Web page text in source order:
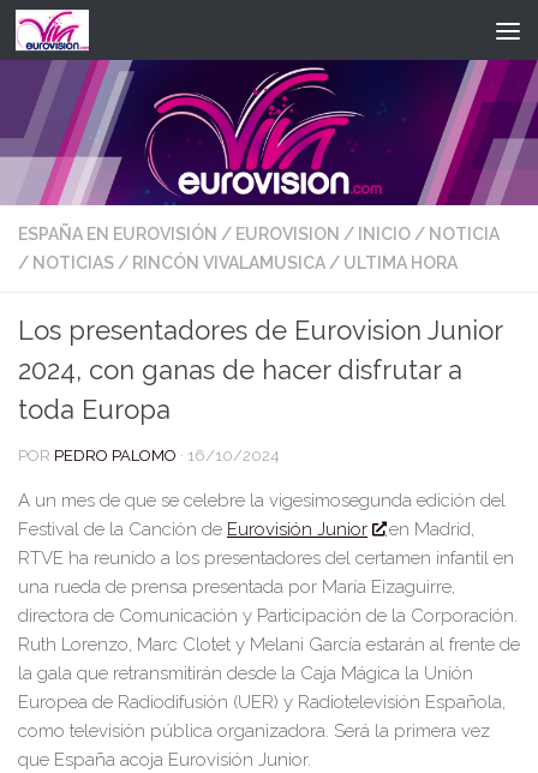
Saltar al contenido
ESPAÑA EN EUROVISIÓN / EUROVISION / INICIO/ NOTICIA
/ NOTICIAS/ RINCÓN VIVALAMUSICA/ ULTIMA HORA
Los presentadores de Eurovision Junior
2024, con ganas de hacer disfrutar a
toda Europa
POR PEDRO PALOMO · 16/10/2024
A un mes de que se celebre la vigesimosegunda edición del
Festival de la Canción de Eurovisión Junior
en Madrid,
RTVE ha reunido a los presentadores del certamen infantil en
una rueda de prensa presentada por María Eizaguirre,
directora de Comunicación y Participación de la Corporación.
Ruth Lorenzo, Marc Clotet y Melani García estarán al frente de
la gala que retransmitirán desde la Caja Mágica la Unión
Europea de Radiodifusión (UER) y Radiotelevisión Española,
como televisión pública organizadora. Será la primera vez
que España acoja Eurovisión Junior.